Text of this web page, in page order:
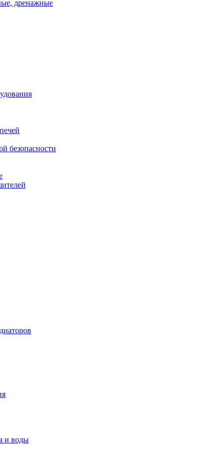
дренажные
безопасности
и воды